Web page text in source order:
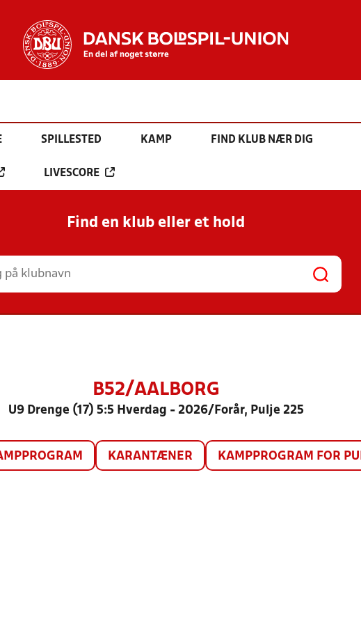
SPILLESTED KAMP FIND KLUB NÆR DIG
LIVESCORE
Find en klub eller et hold
B52/AALBORG
U9 Drenge (17) 5:5 Hverdag - 2026/Forår, Pulje 225
KARANTÆNER KAMPPROGRAM FOR